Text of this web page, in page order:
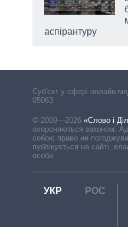
аспірантуру
Cуб'єкт у сфері онлайн-
05063
© 2009—2026 «Слово і
охороняються законом.
собою право не
публікується на сайті,
особи.
УКР РОС